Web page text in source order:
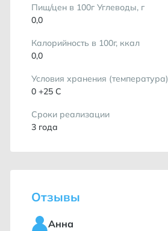
Пищ/цен в 100г Углеводы, г
0,0
Калорийность в 100г, ккал
0,0
Условия хранения (температура)
0 +25 С
Сроки реализации
3 года
Отзывы
Анна